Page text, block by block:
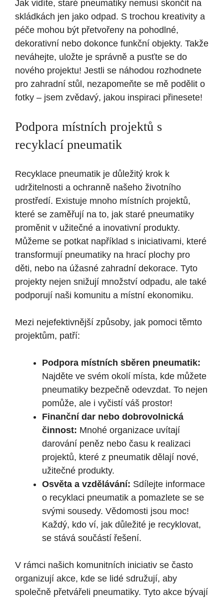
Jak vidíte, staré pneumatiky nemusí skončit na
skládkách jen jako odpad. S trochou kreativity a
péče mohou být přetvořeny na pohodlné,
dekorativní nebo dokonce funkční objekty. Takže
neváhejte, uložte je správně a pusťte se do
nového projektu! Jestli se náhodou rozhodnete
pro zahradní stůl, nezapomeňte se mě podělit o
fotky – jsem zvědavý, jakou inspiraci přinesete!
Podpora místních projektů s
recyklací pneumatik
Recyklace pneumatik je důležitý krok k
udržitelnosti a ochranně našeho životního
prostředí. Existuje mnoho místních projektů,
které se zaměřují na to, jak staré pneumatiky
proměnit v užitečné a inovativní produkty.
Můžeme se potkat například s iniciativami, které
transformují pneumatiky na hrací plochy pro
děti, nebo na úžasné zahradní dekorace. Tyto
projekty nejen snižují množství odpadu, ale také
podporují naši komunitu a místní ekonomiku.
Mezi nejefektivnější způsoby, jak pomoci těmto
projektům, patří:
Podpora místních sběren pneumatik:
Najděte ve svém okolí místa, kde můžete
pneumatiky bezpečně odevzdat. To nejen
pomůže, ale i vyčistí váš prostor!
Finanční dar nebo dobrovolnická
činnost: Mnohé organizace uvítají
darování peněz nebo času k realizaci
projektů, které z pneumatik dělají nové,
užitečné produkty.
Osvěta a vzdělávání: Sdílejte informace
o recyklaci pneumatik a pomazlete se se
svými sousedy. Vědomosti jsou moc!
Každý, kdo ví, jak důležité je recyklovat,
se stává součástí řešení.
V rámci našich komunitních iniciativ se často
organizují akce, kde se lidé sdružují, aby
společně přetvářeli pneumatiky. Tyto akce bývají